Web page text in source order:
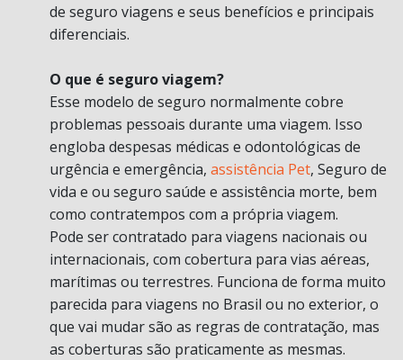
de seguro viagens e seus benefícios e principais
diferenciais.
O que é seguro viagem?
Esse modelo de seguro normalmente cobre
problemas pessoais durante uma viagem. Isso
engloba despesas médicas e odontológicas de
urgência e emergência, assistência Pet, Seguro de
vida e ou seguro saúde e assistência morte, bem
como contratempos com a própria viagem.
Pode ser contratado para viagens nacionais ou
internacionais, com cobertura para vias aéreas,
marítimas ou terrestres. Funciona de forma muito
parecida para viagens no Brasil ou no exterior, o
que vai mudar são as regras de contratação, mas
as coberturas são praticamente as mesmas.